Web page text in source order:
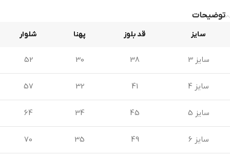
توضیحات
سایز قد بلوز پهنا شلوار
سایز 3 38
30
52
سایز 4 41
32
57
سایز 5 45
34
64
سایز 6 49
35
70